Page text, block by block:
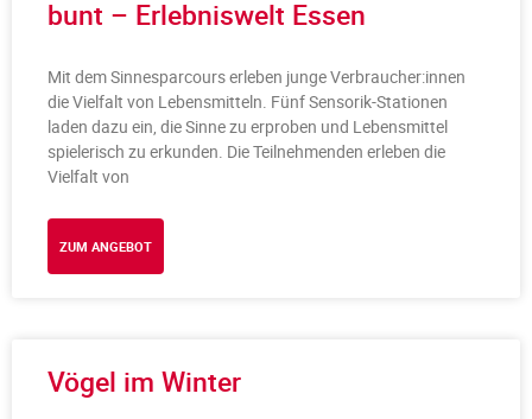
bunt – Erlebniswelt Essen
Mit dem Sinnesparcours erleben junge Verbraucher:innen
die Vielfalt von Lebensmitteln. Fünf Sensorik-Stationen
laden dazu ein, die Sinne zu erproben und Lebensmittel
spielerisch zu erkunden. Die Teilnehmenden erleben die
Vielfalt von
ZUM ANGEBOT
Vögel im Winter